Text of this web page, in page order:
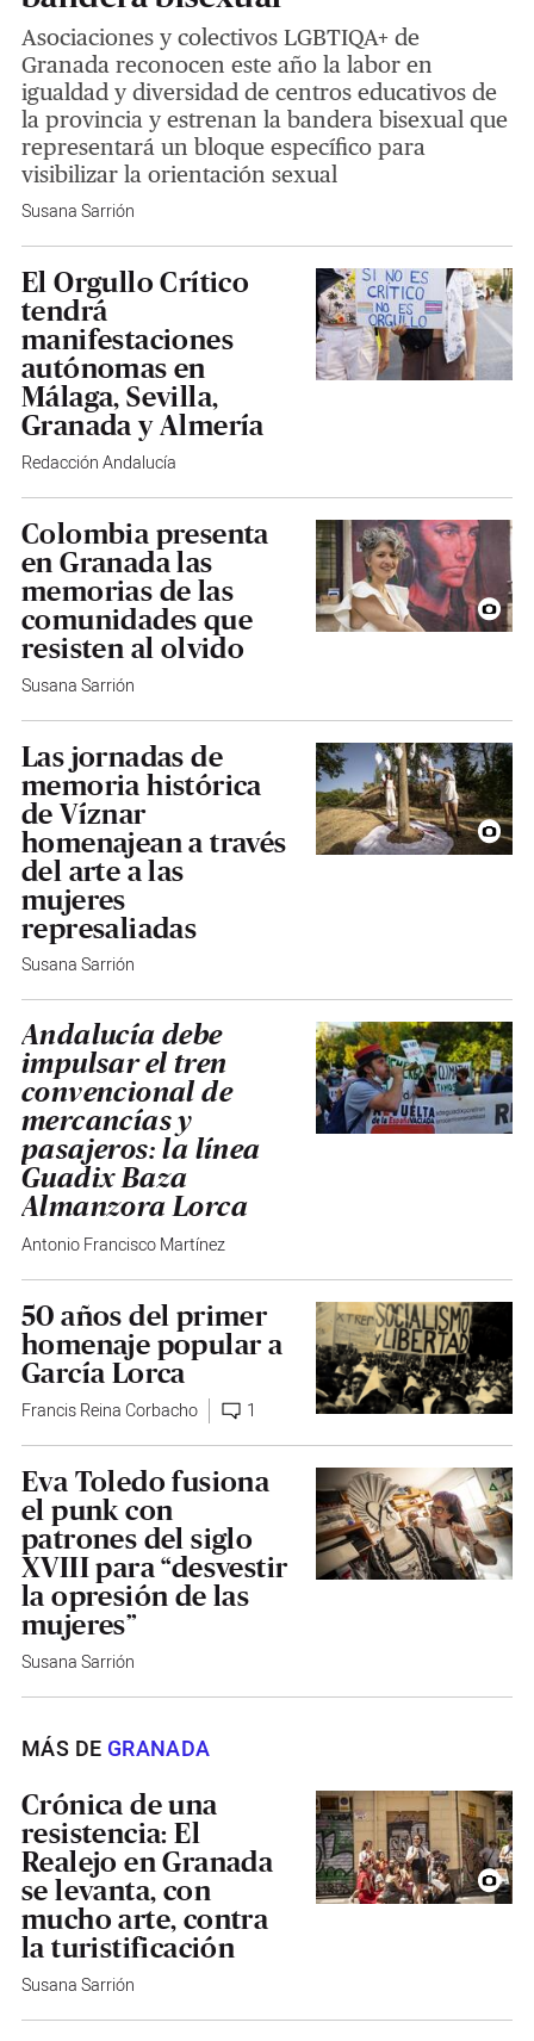
Asociaciones y colectivos LGBTIQA+ de
Granada reconocen este año la labor en
igualdad y diversidad de centros educativos de
la provincia y estrenan la bandera bisexual que
representará un bloque específico para
visibilizar la orientación sexual
Susana Sarrión
El Orgullo Crítico
tendrá
manifestaciones
autónomas en
Málaga, Sevilla,
Granada y Almería
Redacción Andalucía
Colombia presenta
en Granada las
memorias de las
comunidades que
resisten al olvido
Susana Sarrión
Las jornadas de
memoria histórica
de Víznar
homenajean a través
del arte a las
mujeres
represaliadas
Susana Sarrión
Andalucía debe
impulsar el tren
convencional de
mercancías y
pasajeros: la línea
Guadix Baza
Almanzora Lorca
Antonio Francisco Martínez
50 años del primer
homenaje popular a
García Lorca
Francis Reina Corbacho 1
Eva Toledo fusiona
el punk con
patrones del siglo
XVIII para “desvestir
la opresión de las
mujeres”
Susana Sarrión
MÁS DE GRANADA
Crónica de una
resistencia: El
Realejo en Granada
se levanta, con
mucho arte, contra
la turistificación
Susana Sarrión